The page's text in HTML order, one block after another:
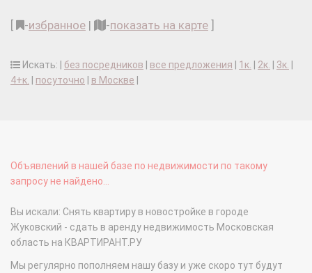
-избранное | -показать на карте
Искать: | без посредников все предложения 1к. 2к. 3к.
4+к.
посуточно в Москве
Объявлений в нашей базе по недвижимости по такому
запросу не найдено...
Вы искали: Снять квартиру в новостройке в городе
Жуковский - сдать в аренду недвижимость Московская
область на КВАРТИРАНТ.РУ
Мы регулярно пополняем нашу базу и уже скоро тут будут